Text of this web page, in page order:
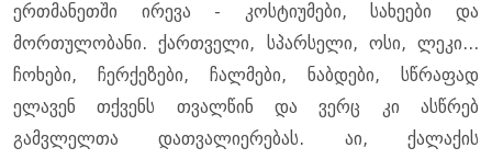
ერთმანეთში ირევა - კოსტიუმები, სახეები და
მორთულობანი. ქართველი, სპარსელი, ოსი, ლეკი...
ჩოხები, ჩერქეზები, ჩალმები, ნაბდები, სწრაფად
ელავენ თქვენს თვალწინ და ვერც კი ასწრებ
გამვლელთა დათვალიერებას. აი, ქალაქის